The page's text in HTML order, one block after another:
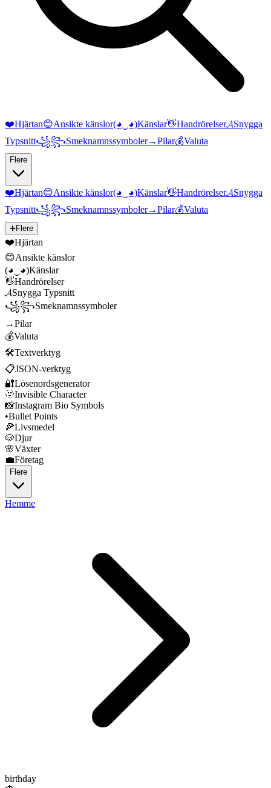
❤️Hjärtan😊Ansikte känslor(◕‿◕)Känslar👋Handrörelser𝓐Snygga
Typsnitt꧁꧂Smeknamnssymboler→Pilar💰Valuta
Flere
❤️Hjärtan😊Ansikte känslor(◕‿◕)Känslar👋Handrörelser𝓐Snygga
Typsnitt꧁꧂Smeknamnssymboler→Pilar💰Valuta
➕Flere
❤️Hjärtan
😊Ansikte känslor
(◕‿◕)Känslar
👋Handrörelser
𝓐Snygga Typsnitt
꧁꧂Smeknamnssymboler
→Pilar
💰Valuta
🛠️Textverktyg
📋JSON-verktyg
🔐Lösenordsgenerator
🫥Invisible Character
📸Instagram Bio Symbols
•Bullet Points
🍕Livsmedel
🐶Djur
🌸Växter
💼Företag
Flere
Hemme
birthday